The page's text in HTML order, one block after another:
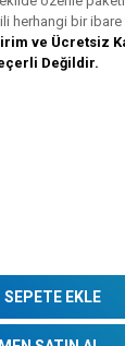
herhangi bir ibare
ve Ücretsiz
Değildir.
SEPETE EKLE